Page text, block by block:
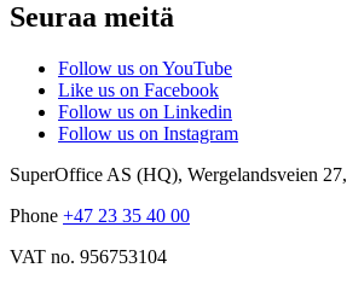
Seuraa meitä
Follow us on YouTube
Like us on Facebook
Follow us on Linkedin
Follow us on Instagram
SuperOffice AS (HQ), Wergelandsveien 27,
Phone +47 23 35 40 00
VAT no. 956753104